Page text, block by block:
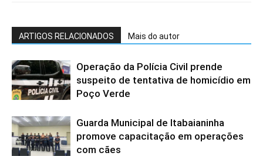
ARTIGOS RELACIONADOS Mais do autor
Operação da Polícia Civil prende
suspeito de tentativa de homicídio em
Poço Verde
Guarda Municipal de Itabaianinha
promove capacitação em operações
com cães